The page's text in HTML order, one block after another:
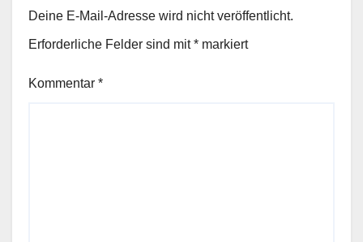
Deine E-Mail-Adresse wird nicht veröffentlicht.
Erforderliche Felder sind mit* markiert
Kommentar *